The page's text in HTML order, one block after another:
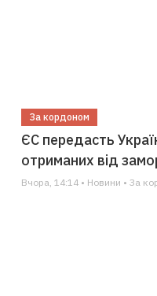
За кордоном
ЄС передасть
отриманих від
Вчора, 14:14 • Новини • За